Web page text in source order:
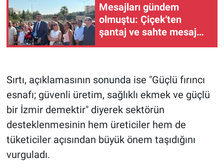
Mesajları gündem
olmuştu: Çiçek'ten
şantaj ve sahte mesaj
Sırtı, açıklamasının sonunda ise "Güçlü fırıncı
esnafı; güvenli üretim, sağlıklı ekmek ve güçlü
bir İzmir demektir" diyerek sektörün
desteklenmesinin hem üreticiler hem de
tüketiciler açısından büyük önem taşıdığını
vurguladı.